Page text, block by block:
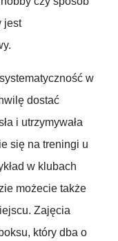
jest
w
dostać
i utrzymywała
się na treningi u
w klubach
możecie także
Zajęcia
który dba o